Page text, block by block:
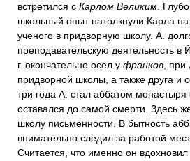
встретился с Карлом Великим .
школьный опыт натолкнули Карла
ученого в придворную школу. А.
преподавательскую деятельность в
г. окончательно осел у франков ,
придворной школы, а также друга и
три года А. стал аббатом монастыря
оставался до самой смерти. Здесь
школу письменности. В бытность
внимательно следил за работой
Считается, что именно он